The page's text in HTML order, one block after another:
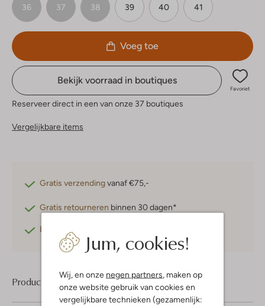
Jum, cookies!
Wij, en onze negen partners , maken op
onze website gebruik van cookies en
vergelijkbare technieken (gezamenlijk:
36 37 38 39 40 41
Voeg toe
Bekijk voorraad in boutiques
Favoriet
Reserveer direct in een van onze 37 boutiques
Vergelijkbare items
Gratis verzendingvanaf €75,-
Gratis retourneren binnen 30 dagen*
Betaal achteraf
Product informatie